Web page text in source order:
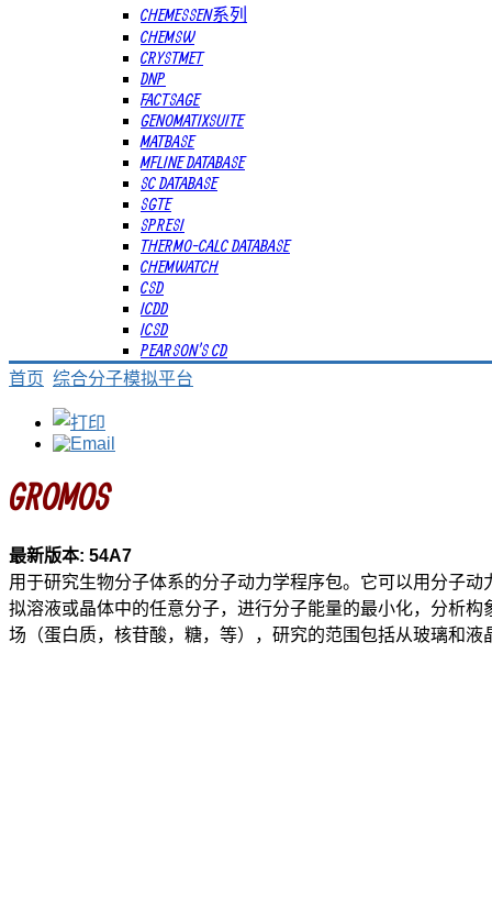
CHEMESSEN系列
CHEMSW
CRYSTMET
DNP
FACTSAGE
GENOMATIXSUITE
MATBASE
MFLINE DATABASE
SC DATABASE
SGTE
SPRESI
THERMO-CALC DATABASE
CHEMWATCH
CSD
ICDD
ICSD
PEARSON'S CD
首页 综合分子模拟平台
GROMOS
最新版本: 54A7
用于研究生物分子体系的分子动力学程序包。它可以用分子
拟溶液或晶体中的任意分子，进行分子能量的最小化，分析
场（蛋白质，核苷酸，糖，等），研究的范围包括从玻璃和